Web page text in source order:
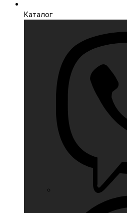
Каталог